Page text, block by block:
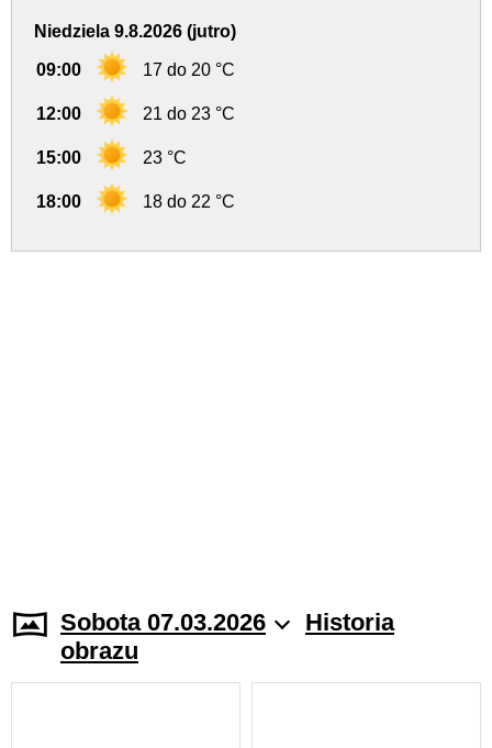
Niedziela 9.8.2026 (jutro)
09:00 17 do 20 °C
12:00 21 do 23 °C
15:00 23 °C
18:00 18 do 22 °C
Sobota 07.03.2026
Historia
obrazu